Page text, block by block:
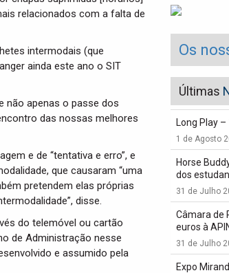
relacionados com a falta de
intermodais (que
ainda este ano o SIT
não apenas o passe dos
das nossas melhores
e de “tentativa e erro”, e
que causaram “uma
pretendem elas próprias
disse.
do telemóvel ou cartão
de Administração nesse
e assumido pela
Os
Últimas
Long Play
1 de Agosto
Horse
dos
31 de Julho
Câmara de
euros à
31 de Julho
Expo